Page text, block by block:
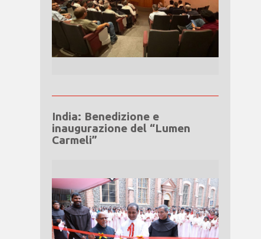
India: Benedizione e
inaugurazione del “Lumen
Carmeli”